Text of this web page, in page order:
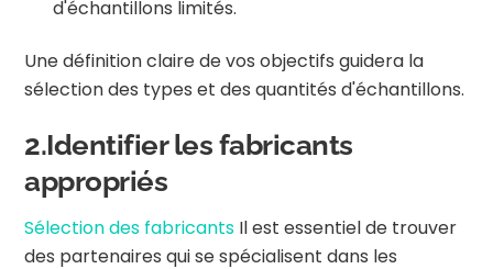
d'échantillons limités.
Une définition claire de vos objectifs guidera la
sélection des types et des quantités d'échantillons.
2.Identifier les fabricants
appropriés
Sélection des fabricants Il est essentiel de trouver
des partenaires qui se spécialisent dans les